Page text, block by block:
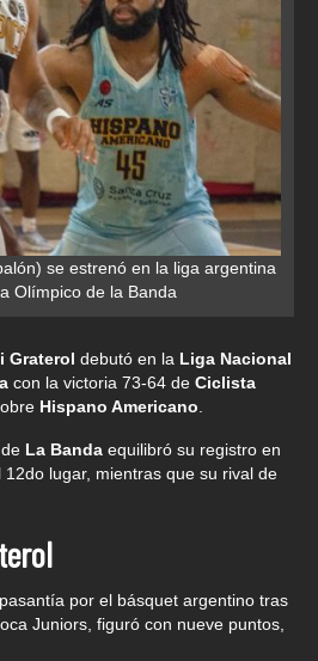
se estrenó en la liga argentina
Olímpico de la Banda
Graterol debutó en la Liga Nacional
con la victoria 73-64 de Ciclista
Hispano Americano.
La Banda equilibró su registro en
lugar, mientras que su rival de
por el básquet argentino tras
Juniors, figuró con nueve puntos,